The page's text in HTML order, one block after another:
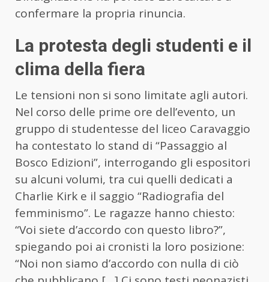
confermare la propria rinuncia.
La protesta degli studenti e il
clima della fiera
Le tensioni non si sono limitate agli autori.
Nel corso delle prime ore dell’evento, un
gruppo di studentesse del liceo Caravaggio
ha contestato lo stand di “Passaggio al
Bosco Edizioni”, interrogando gli espositori
su alcuni volumi, tra cui quelli dedicati a
Charlie Kirk e il saggio “Radiografia del
femminismo”. Le ragazze hanno chiesto:
“Voi siete d’accordo con questo libro?”,
spiegando poi ai cronisti la loro posizione:
“Noi non siamo d’accordo con nulla di ciò